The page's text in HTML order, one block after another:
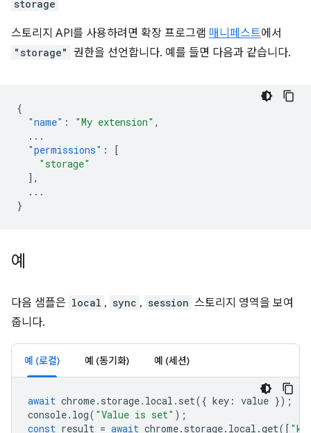
storage
스토리지 API를 사용하려면 확장 프로그램 매니페스트에서
"storage" 권한을 선언합니다. 예를 들면 다음과 같습니다.
{
"name" : "My extension" ,
...
"permissions" :
[
"storage"
],
...
}
예
다음 샘플은 local , sync , session 스토리지 영역을 보여
줍니다.
예 (로컬) 예 (동기화) 예 (세션)
await chrome. storage. local . set({ key : value });
console. log( "Value is set" );
const result = await chrome. storage. local .get([